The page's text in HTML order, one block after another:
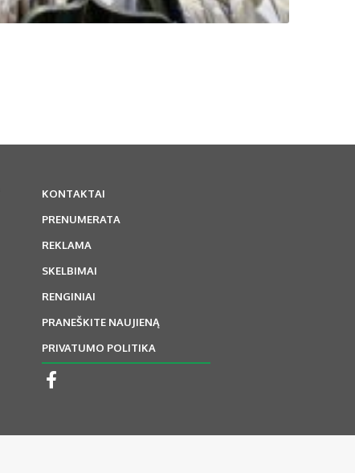
KONTAKTAI
PRENUMERATA
REKLAMA
SKELBIMAI
RENGINIAI
PRANEŠKITE NAUJIENĄ
PRIVATUMO POLITIKA